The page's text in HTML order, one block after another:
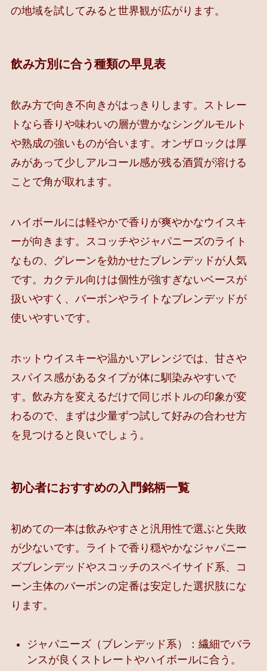
の地域を試してみると世界観が広がります。
飲み方別に合う種類の早見表
飲み方で向き不向きがはっきりします。ストレー
トなら香りや味わいの層が豊かなシングルモルト
や熟成の強いものが合います。オンザロックは厚
みがあって少しアルコール感が残る酒質が溶ける
ことで角が取れます。
ハイボールには軽やかで香りが爽やかなウイスキ
ーが向きます。スコッチやジャパニーズのライト
なもの、グレーンを効かせたブレンデッドが人気
です。カクテル向けは個性が強すぎないベースが
扱いやすく、バーボンやライトなブレンデッドが
使いやすいです。
ホットウイスキーや温かいアレンジでは、甘さや
スパイス感があるタイプが体に馴染みやすいで
す。飲み方を変えるだけで同じボトルの印象が変
わるので、まずは少量ずつ試して好みの合わせ方
を見つけると良いでしょう。
初心者におすすめの入門銘柄一覧
初めての一本は飲みやすさと汎用性で選ぶと失敗
が少ないです。ライトで香り穏やかなジャパニー
ズブレンデッドやスコッチのスペイサイド系、コ
ーン主体のバーボンの定番は安定した選択肢にな
ります。
ジャパニーズ（ブレンデッド系）：繊細でバラ
ンスが良くストレートやハイボールに合う。